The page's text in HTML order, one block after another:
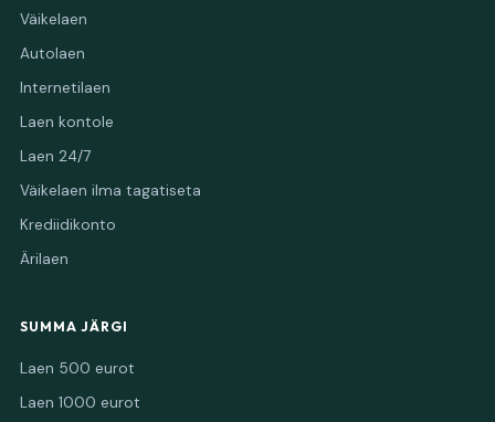
Väikelaen
Autolaen
Internetilaen
Laen kontole
Laen 24/7
Väikelaen ilma tagatiseta
Krediidikonto
Ärilaen
SUMMA JÄRGI
Laen 500 eurot
Laen 1000 eurot